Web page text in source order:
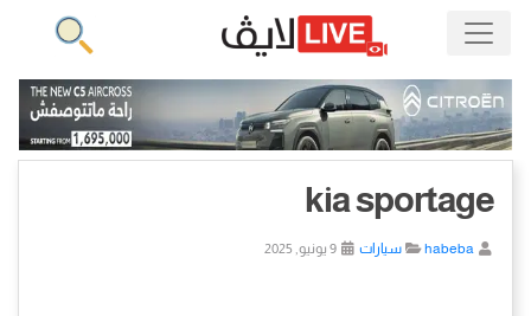
kia sportage
habeba سيارات